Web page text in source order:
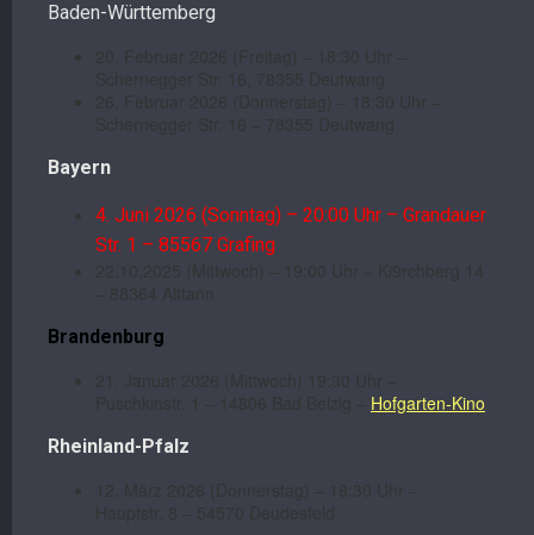
Baden-Württemberg
Bayern
4. Juni 2026 (Sonntag) – 20:00 Uhr – Grandauer
Str. 1 – 85567 Grafing
Brandenburg
Hofgarten-Kino
Rheinland-Pfalz